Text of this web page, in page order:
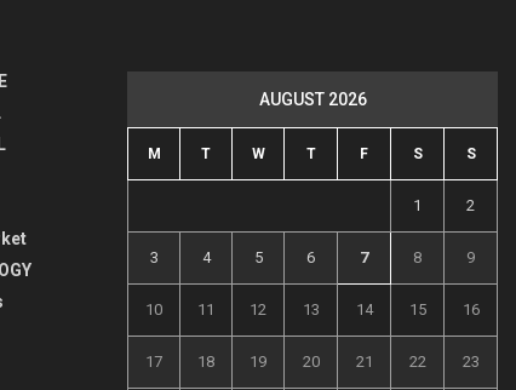
AUGUST 2026
M T W T F S S
1 2
3 4 5 6 7 8 9
10 11 12 13 14 15 16
17 18 19 20 21 22 23